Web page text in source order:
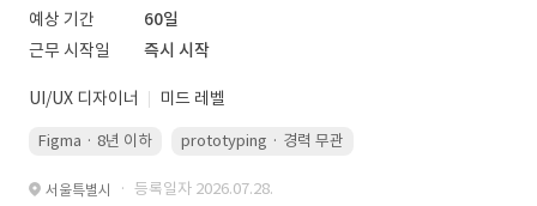
예상 기간
60일
근무 시작일
즉시 시작
UI/UX 디자이너 미드 레벨
Figma · 8년 이하 prototyping · 경력 무관
서울특별시 · 등록일자 2026.07.28.